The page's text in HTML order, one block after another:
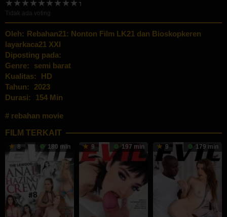
Tidak ada voting
Oleh: Rebahan21: Nonton Film LK21 dan Bioskopkeren
layarkaca21 XXI
Diposting pada:
Genre:
semi barat
Kualitas:
HD
Tahun:
2023
Durasi:
154 Min
rebahan movie
FILM TERKAIT
8 180 min 9 197 min 9 179 min